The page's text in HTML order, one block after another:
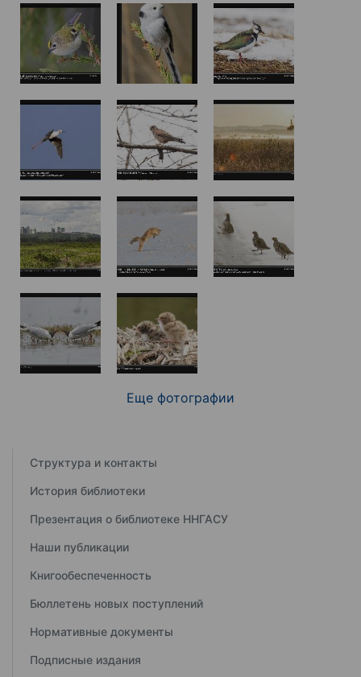
Еще фотографии
Структура и контакты
История библиотеки
Презентация о библиотеке ННГАСУ
Наши публикации
Книгообеспеченность
Бюллетень новых поступлений
Нормативные документы
Подписные издания